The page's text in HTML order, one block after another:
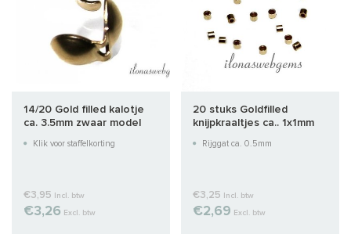
14/20 Gold filled kalotje
ca. 3.5mm zwaar model
Klik voor staffelkorting
€3,95 Incl. btw
€3,26 Excl. btw
20 stuks Goldfilled
knijpkraaltjes ca.. 1x1mm
Rijggat ca. 0.5mm
€3,25 Incl. btw
€2,69 Excl. btw